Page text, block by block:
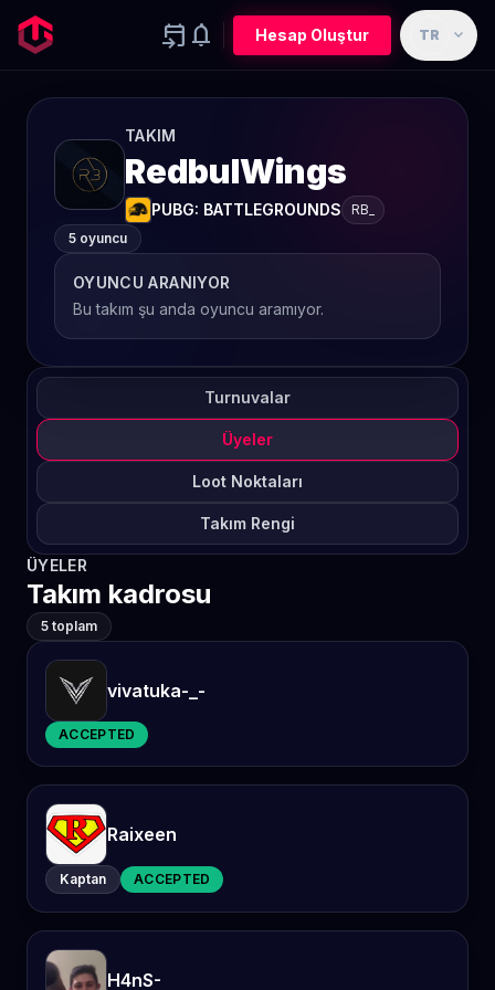
event_upcoming notifications Hesap Oluştur TR expand_more
TAKIM
RedbulWings
PUBG: BATTLEGROUNDS
RB_
5 oyuncu
OYUNCU ARANIYOR
Bu takım şu anda oyuncu aramıyor.
Turnuvalar
Üyeler
Loot Noktaları
Takım Rengi
ÜYELER
Takım kadrosu
5 toplam
vivatuka-_-
ACCEPTED
Raixeen
Kaptan ACCEPTED
H4nS-